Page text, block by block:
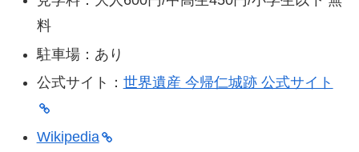
料
駐車場：あり
公式サイト： 世界遺産 今帰仁城跡 公式サイト
Wikipedia